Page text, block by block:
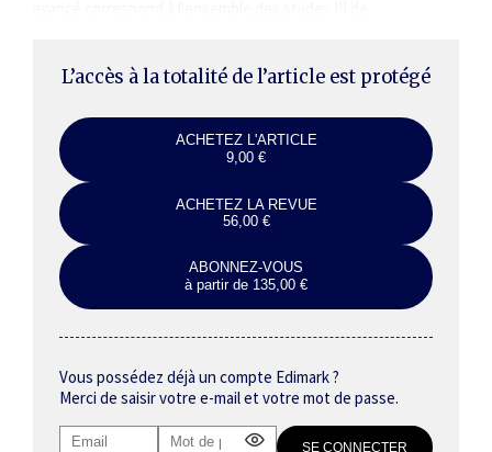
L’accès à la totalité de l’article est protégé
ACHETEZ L'ARTICLE
9,00 €
ACHETEZ LA REVUE
56,00 €
ABONNEZ-VOUS
à partir de 135,00 €
Vous possédez déjà un compte Edimark ?
Merci de saisir votre e-mail et votre mot de passe.